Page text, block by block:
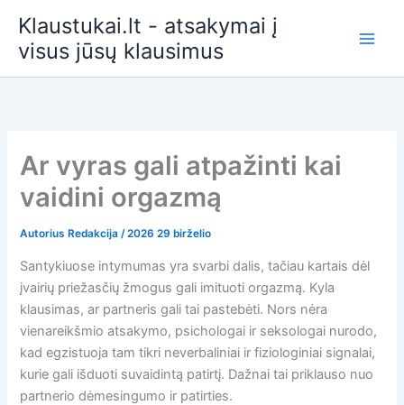
prie
turinio
Klaustukai.lt - atsakymai į
visus jūsų klausimus
Ar vyras gali atpažinti kai
vaidini orgazmą
Autorius Redakcija/2026 29 birželio
Santykiuose intymumas yra svarbi dalis, tačiau kartais dėl
įvairių priežasčių žmogus gali imituoti orgazmą. Kyla
klausimas, ar partneris gali tai pastebėti. Nors nėra
vienareikšmio atsakymo, psichologai ir seksologai nurodo,
kad egzistuoja tam tikri neverbaliniai ir fiziologiniai signalai,
kurie gali išduoti suvaidintą patirtį. Dažnai tai priklauso nuo
partnerio dėmesingumo ir patirties.